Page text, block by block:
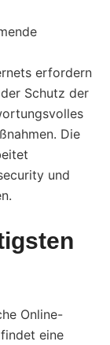
erfordern
Schutz der
Die
und
Online-
eine